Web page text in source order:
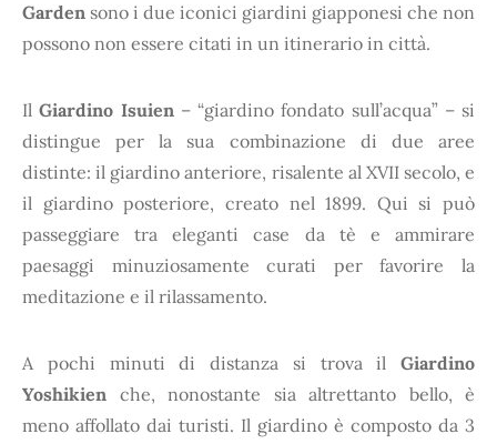
Garden sono i due iconici giardini giapponesi che non
possono non essere citati in un itinerario in città.
IlGiardino Isuien– “giardino fondato sull’acqua” – si
distingue per la sua combinazione di due aree
distinte: il giardino anteriore, risalente al XVII secolo, e
il giardino posteriore, creato nel 1899. Qui si può
passeggiare tra eleganti case da tè e ammirare
paesaggi minuziosamente curati per favorire la
meditazione e il rilassamento.
A pochi minuti di distanza si trova il Giardino
Yoshikien che, nonostante sia altrettanto bello, è
meno affollato dai turisti. Il giardino è composto da 3